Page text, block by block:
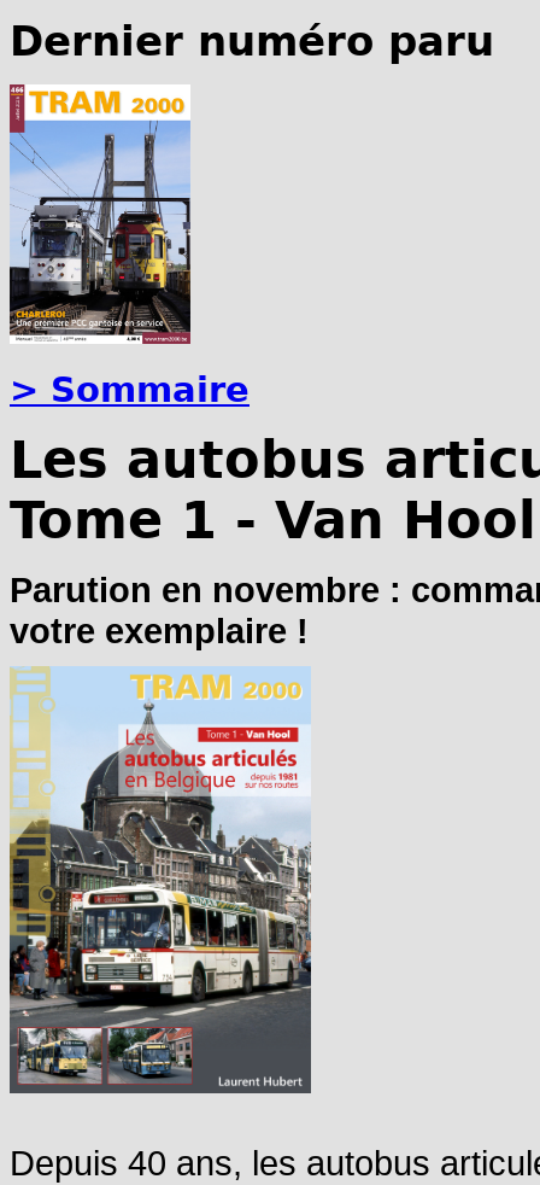
Dernier numéro paru
> Sommaire
Les autobus
Tome 1 - Van Hool
Parution en novembre :
votre exemplaire !
Depuis 40 ans, les autobus